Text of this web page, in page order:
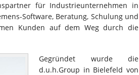
für Industrieunternehmen in
Software, Beratung, Schulung und
Kunden auf dem Weg durch die
Gegründet wurde die
d.u.h.Group in Bielefeld von